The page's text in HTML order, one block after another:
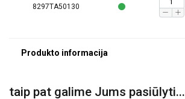
8297TA50130
taip pat galime Jums pasiūlyti...